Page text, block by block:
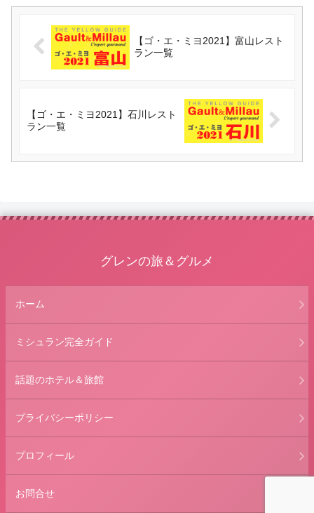
【ゴ・エ・ミヨ2021】富山レスト
ラン一覧
【ゴ・エ・ミヨ2021】石川レスト
ラン一覧
グレンの旅＆グルメ
ホーム
ミシュラン完全ガイド
話題のホテル＆旅館
プライバシーポリシー
プロフィール
お問合せ